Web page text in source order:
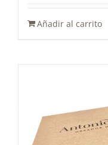
Añadir al carrito